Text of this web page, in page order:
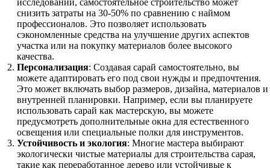
исследований, самостоятельное строительство может
снизить затраты на 30-50% по сравнению с наймом
профессионалов. Это позволяет использовать
сэкономленные средства на улучшение других аспектов
участка или на покупку материалов более высокого
качества.
Персонализация: Создавая сарай самостоятельно, вы
можете адаптировать его под свои нужды и предпочтения.
Это может включать выбор размеров, дизайна, материалов и
внутренней планировки. Например, если вы планируете
использовать сарай как мастерскую, вы можете
предусмотреть дополнительные окна для естественного
освещения или специальные полки для инструментов.
Устойчивость и экология: Многие мастера выбирают
экологически чистые материалы для строительства сарая,
такие как переработанное дерево или устойчивые к